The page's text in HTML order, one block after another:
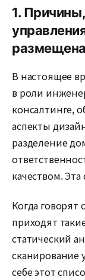
1.
В настоящее
в роли
консалтинге,
аспекты
разделение
качеством.
Когда говорят
приходят
статический
сканирование
себе этот